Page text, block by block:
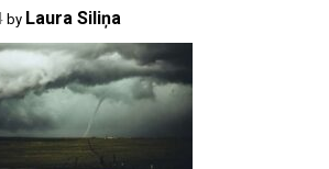
by Laura Siliņa